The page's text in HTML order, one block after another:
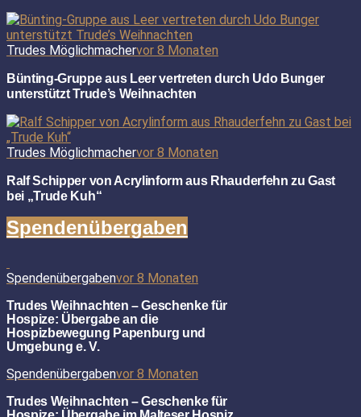
Trudes Möglichmachervor 8 Monaten
Bünting-Gruppe aus Leer vertreten durch Udo Bunger
unterstützt Trude’s Weihnachten
Trudes Möglichmachervor 8 Monaten
Ralf Schipper von Acrylinform aus Rhauderfehn zu Gast
bei „Trude Kuh“
Spendenübergaben
Spendenübergabenvor 8 Monaten
Trudes Weihnachten – Geschenke für
Hospize: Übergabe an die
Hospizbewegung Papenburg und
Umgebung e. V.
Spendenübergabenvor 8 Monaten
Trudes Weihnachten – Geschenke für